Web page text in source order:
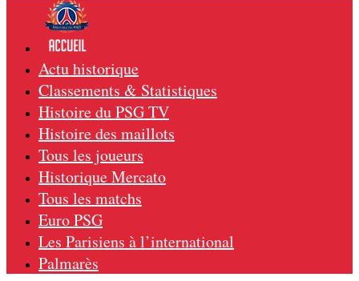
Actu historique
Classements & Statistiques
Histoire du PSG TV
Histoire des maillots
Tous les joueurs
Historique Mercato
Tous les matchs
Euro PSG
Les Parisiens à l’international
Palmarès